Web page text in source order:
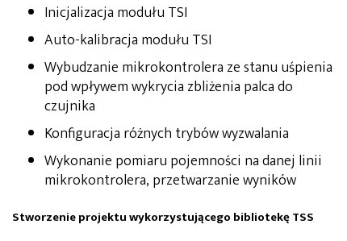
Inicjalizacja modułu TSI
Auto-kalibracja modułu TSI
Wybudzanie mikrokontrolera ze stanu uśpienia
pod wpływem wykrycia zbliżenia palca do
czujnika
Konfiguracja różnych trybów wyzwalania
Wykonanie pomiaru pojemności na danej linii
mikrokontrolera, przetwarzanie wyników
Stworzenie projektu wykorzystującego bibliotekę TSS